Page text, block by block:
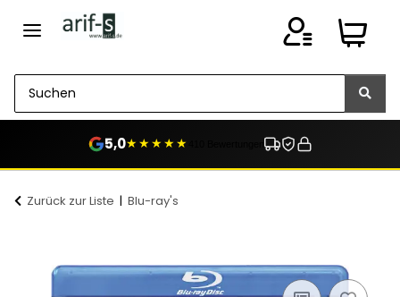
5,0★★★★★
Zurück zur Liste Blu-ray's